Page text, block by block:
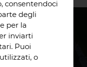
impianto
consentendoci
degli
per la
inviarti
Puoi
o